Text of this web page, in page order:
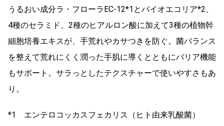
うるおい成分ラ・フローラEC-12*1とバイオエコリア*2、
4種のセラミド、2種のヒアルロン酸に加えて3種の植物幹
細胞培養エキスが、手荒れやカサつきを防ぐ。菌バランス
を整えて荒れにくく潤った手肌に導くとともにバリア機能
もサポート。サラっとしたテクスチャーで使いやすさもあ
り。
*1 エンテロコッカスフェカリス（ヒト由来乳酸菌）